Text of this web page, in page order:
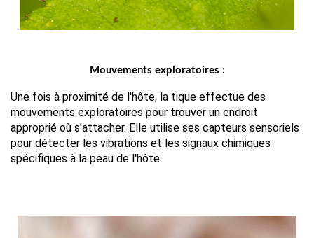
Mouvements exploratoires :
Une fois à proximité de l'hôte, la tique effectue des
mouvements exploratoires pour trouver un endroit
approprié où s'attacher. Elle utilise ses capteurs sensoriels
pour détecter les vibrations et les signaux chimiques
spécifiques à la peau de l'hôte.